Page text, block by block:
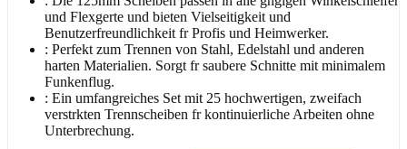
und Flexgerte und bieten Vielseitigkeit und
Benutzerfreundlichkeit fr Profis und Heimwerker.
: Perfekt zum Trennen von Stahl, Edelstahl und anderen
harten Materialien. Sorgt fr saubere Schnitte mit minimalem
Funkenflug.
: Ein umfangreiches Set mit 25 hochwertigen, zweifach
verstrkten Trennscheiben fr kontinuierliche Arbeiten ohne
Unterbrechung.